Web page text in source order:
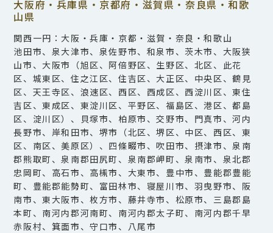
大阪府・兵庫県・京都府・滋賀県・奈良県・和歌
山県
関西一円：大阪・兵庫・京都・滋賀・奈良・和歌山
池田市、泉大津市、泉佐野市、和泉市、茨木市、大阪狭
山市、大阪市（旭区、阿倍野区、生野区、北区、此花
区、城東区、住之江区、住吉区、大正区、中央区、鶴見
区、天王寺区、浪速区、西区、西成区、西淀川区、東住
吉区、東成区、東淀川区、平野区、福島区、港区、都島
区、淀川区）、貝塚市、柏原市、交野市、門真市、河内
長野市、岸和田市、堺市（北区、堺区、中区、西区、東
区、南区、美原区）、四條畷市、吹田市、摂津市、泉南
郡熊取町、泉南郡田尻町、泉南郡岬町、泉南市、泉北郡
忠岡町、高石市、高槻市、大東市、豊中市、豊能郡豊能
町、豊能郡能勢町、富田林市、寝屋川市、羽曳野市、阪
南市、東大阪市、枚方市、藤井寺市、松原市、三島郡島
本町、南河内郡河南町、南河内郡太子町、南河内郡千早
赤阪村、箕面市、守口市、八尾市